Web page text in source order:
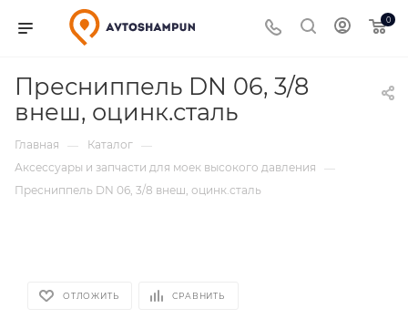
0
Пресниппель DN 06, 3/8
внеш, оцинк.сталь
Главная — Каталог —
Аксессуары и запчасти для моек высокого давления
—
Пресниппель DN 06, 3/8 внеш, оцинк.сталь
ОТЛОЖИТЬ СРАВНИТЬ